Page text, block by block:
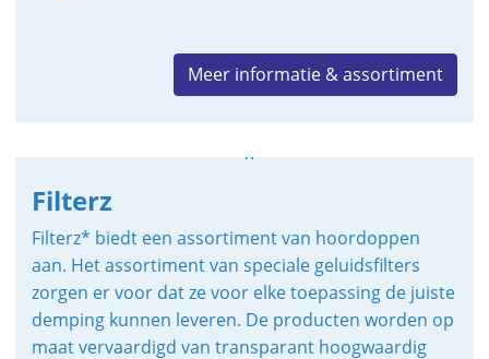
Meer informatie & assortiment
Filterz
Filterz* biedt een assortiment van hoordoppen
aan. Hetassortiment van speciale geluidsfilters
zorgen er voor dat ze voor elke toepassing de juiste
demping kunnen leveren. De producten worden op
maat vervaardigd van transparant hoogwaardig